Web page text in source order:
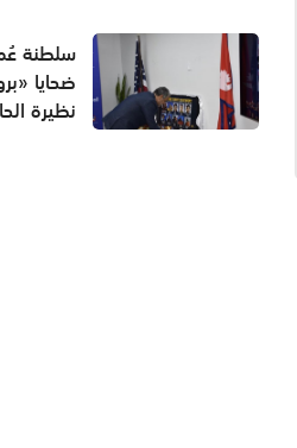
سلطنة
ضحايا
نظيرة